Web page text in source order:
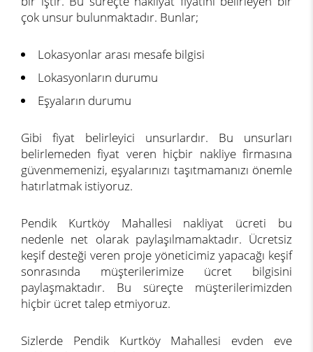
çok unsur bulunmaktadır. Bunlar;
Lokasyonlar arası mesafe bilgisi
Lokasyonların durumu
Eşyaların durumu
Gibi fiyat belirleyici unsurlardır. Bu unsurları
belirlemeden fiyat veren hiçbir nakliye firmasına
güvenmemenizi, eşyalarınızı taşıtmamanızı önemle
hatırlatmak istiyoruz.
Pendik Kurtköy Mahallesi nakliyat ücreti bu
nedenle net olarak paylaşılmamaktadır. Ücretsiz
keşif desteği veren proje yöneticimiz yapacağı keşif
sonrasında müşterilerimize ücret bilgisini
paylaşmaktadır. Bu süreçte müşterilerimizden
hiçbir ücret talep etmiyoruz.
Sizlerde Pendik Kurtköy Mahallesi evden eve